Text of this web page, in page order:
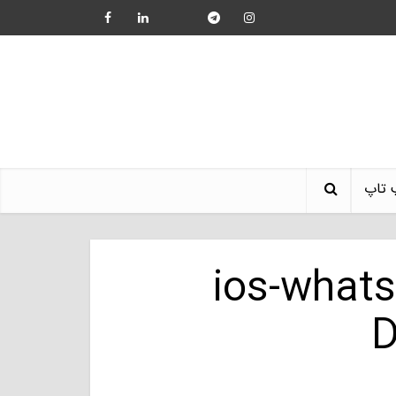
تاپ
ios-